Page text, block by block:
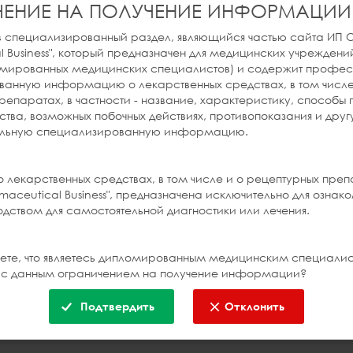
НА ПОЛУЧЕНИЕ ИНФОРМАЦИИ
специализированный раздел, являющийся частью сайта
который предназначен для медицинских
медицинских специалистов) и содержит
информацию о лекарственных средствах, в том
в частности - название, характеристику, способы
возможных побочных действиях, противопоказания и
специализированную информацию.
средствах, в том числе и о рецептурных
Business", предназначена исключительно для
для самостоятельной диагностики или лечения.
что являетесь дипломированным медицинским
данным ограничением на получение информации?
Подтвердить Отклонить
ОРВИ и гриппаПодробнее
ВИТАГРИЕЛЬ
Кардиология